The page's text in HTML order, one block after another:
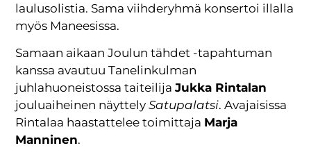
laulusolistia. Sama viihderyhmä konsertoi illalla
myös Maneesissa.
Samaan aikaan Joulun tähdet -tapahtuman
kanssa avautuu Tanelinkulman
juhlahuoneistossa taiteilijaJukka Rintalan
jouluaiheinen näyttelySatupalatsi. Avajaisissa
Rintalaa haastattelee toimittaja Marja
Manninen.